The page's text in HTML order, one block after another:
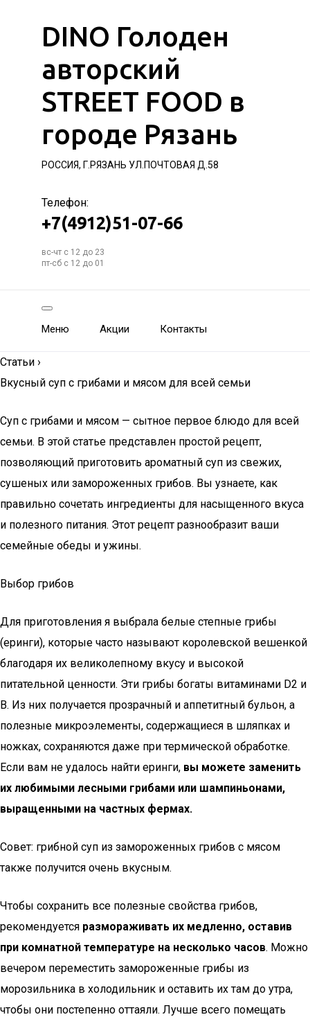
DINO Голоден
авторский
STREET FOOD в
городе Рязань
РОССИЯ, Г.РЯЗАНЬ УЛ.ПОЧТОВАЯ Д.58
Телефон:
+7(4912)51-07-66
вс-чт с 12 до 23
пт-сб с 12 до 01
Меню Акции Контакты
Статьи ›
Вкусный суп с грибами и мясом для всей семьи
Суп с грибами и мясом — сытное первое блюдо для всей
семьи. В этой статье представлен простой рецепт,
позволяющий приготовить ароматный суп из свежих,
сушеных или замороженных грибов. Вы узнаете, как
правильно сочетать ингредиенты для насыщенного вкуса
и полезного питания. Этот рецепт разнообразит ваши
семейные обеды и ужины.
Выбор грибов
Для приготовления я выбрала белые степные грибы
(еринги), которые часто называют королевской вешенкой
благодаря их великолепному вкусу и высокой
питательной ценности. Эти грибы богаты витаминами D2 и
В. Из них получается прозрачный и аппетитный бульон, а
полезные микроэлементы, содержащиеся в шляпках и
ножках, сохраняются даже при термической обработке.
Если вам не удалось найти еринги, вы можете заменить
их любимыми лесными грибами или шампиньонами,
выращенными на частных фермах.
Совет: грибной суп из замороженных грибов с мясом
также получится очень вкусным.
Чтобы сохранить все полезные свойства грибов,
рекомендуется размораживать их медленно, оставив
при комнатной температуре на несколько часов. Можно
вечером переместить замороженные грибы из
морозильника в холодильник и оставить их там до утра,
чтобы они постепенно оттаяли. Лучше всего помещать